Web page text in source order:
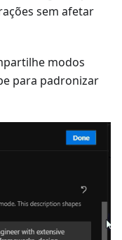
sem afetar
modos
para padronizar